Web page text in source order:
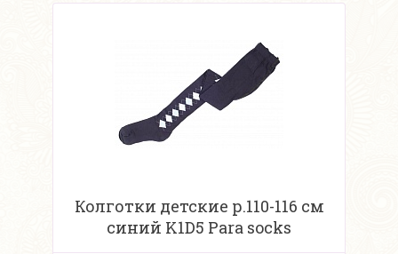
Колготки детские р.110-116 см
синий K1D5 Para socks